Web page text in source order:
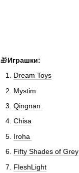
🎁Играшки:
Dream Toys
Mystim
Qingnan
Chisa
Iroha
Fifty Shades of Grey
FleshLight